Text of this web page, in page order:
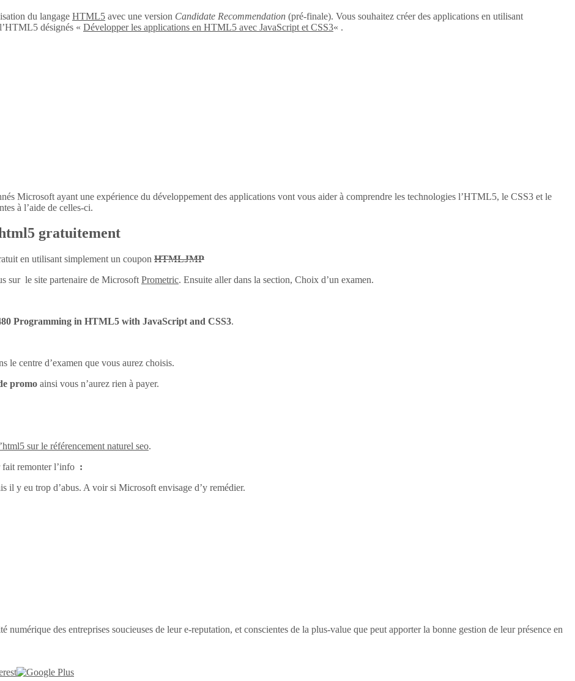
du langage HTML5 avec une version Candidate Recommendation (pré-finale). Vous souhaitez créer des applications en utilisant
désignés « Développer les applications en HTML5 avec JavaScript et CSS3« .
Microsoft ayant une expérience du développement des applications vont vous aider à comprendre les technologies l’HTML5, le CSS3 et le
à l’aide de celles-ci.
gratuitement
en utilisant simplement un coupon HTMLJMP
sur le site partenaire de Microsoft Prometric. Ensuite aller dans la section, Choix d’un examen.
Programming in HTML5 with JavaScript and CSS3.
le centre d’examen que vous aurez choisis.
promo ainsi vous n’aurez rien à payer.
sur le référencement naturel seo.
fait remonter l’info :
il y eu trop d’abus. A voir si Microsoft envisage d’y remédier.
numérique des entreprises soucieuses de leur e-reputation, et conscientes de la plus-value que peut apporter la bonne gestion de leur présence en